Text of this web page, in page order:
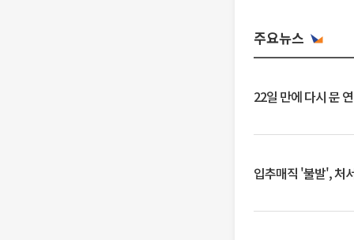
주요뉴스
22일 만에 다시 문
입추매직 '불발', 처